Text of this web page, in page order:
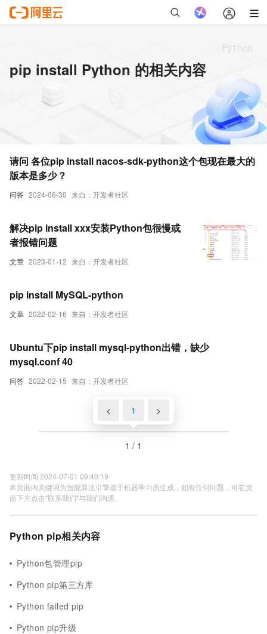
pip install Python 的相关内容
问答 2024-06-30 来自：开发者社区
请问 各位pip install nacos-sdk-python这个包现在最大的
版本是多少？
文章 2023-01-12 来自：开发者社区
解决pip install xxx安装Python包很慢或
者报错问题
文章 2022-02-16 来自：开发者社区
pip install MySQL-python
问答 2022-02-15 来自：开发者社区
Ubuntu下pip install mysql-python出错，缺少
mysql.conf 40
< 1 >
1 / 1
更新时间 2024-07-01 09:40:19
本页面内关键词为智能算法引擎基于机器学习所生成，如有任何问题，可在页
面下方点击"联系我们"与我们沟通。
Python pip相关内容
Python包管理pip
Python pip第三方库
Python failed pip
Python pip升级